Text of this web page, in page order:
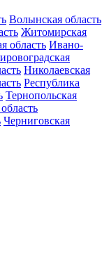
Волынская область
Житомирская
область Ивано-
Николаевская
Республика
Тернопольская
Черниговская